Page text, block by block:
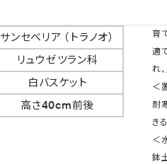
サンセベリア （トラノオ）
リュウゼツラン科
白バスケット
高さ40cm前後
育
適
れ
＜
耐
き
＜
鉢